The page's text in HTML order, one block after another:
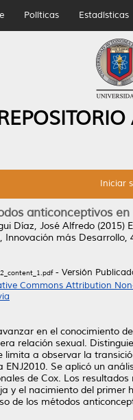
Políticas Estadísticas
Iniciar
anticonceptivos
Díaz, José Alfredo (2015)
Innovación más Desarrollo,
- Versión
Commons Attribution
en el conocimiento
relación sexual.
limita a observar la
Se aplicó un
de Cox. Los
y el nacimiento del
de los métodos